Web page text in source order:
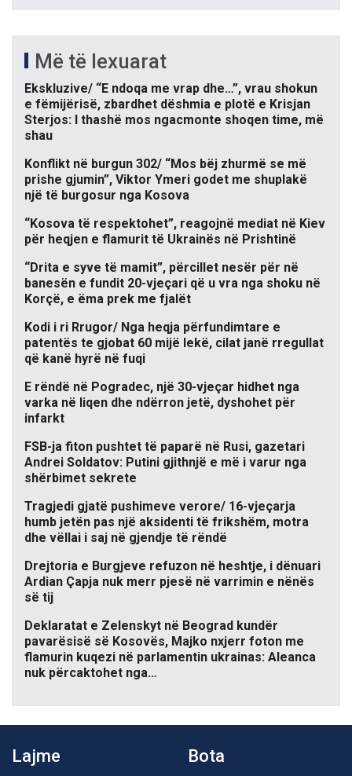
Më të lexuarat
Ekskluzive/ “E ndoqa me vrap dhe…”, vrau shokun
e fëmijërisë, zbardhet dëshmia e plotë e Krisjan
Sterjos: I thashë mos ngacmonte shoqen time, më
shau
Konflikt në burgun 302/ “Mos bëj zhurmë se më
prishe gjumin”, Viktor Ymeri godet me shuplakë
një të burgosur nga Kosova
“Kosova të respektohet”, reagojnë mediat në Kiev
për heqjen e flamurit të Ukrainës në Prishtinë
“Drita e syve të mamit”, përcillet nesër për në
banesën e fundit 20-vjeçari që u vra nga shoku në
Korçë, e ëma prek me fjalët
Kodi i ri Rrugor/ Nga heqja përfundimtare e
patentës te gjobat 60 mijë lekë, cilat janë rregullat
që kanë hyrë në fuqi
E rëndë në Pogradec, një 30-vjeçar hidhet nga
varka në liqen dhe ndërron jetë, dyshohet për
infarkt
FSB-ja fiton pushtet të paparë në Rusi, gazetari
Andrei Soldatov: Putini gjithnjë e më i varur nga
shërbimet sekrete
Tragjedi gjatë pushimeve verore/ 16-vjeçarja
humb jetën pas një aksidenti të frikshëm, motra
dhe vëllai i saj në gjendje të rëndë
Drejtoria e Burgjeve refuzon në heshtje, i dënuari
Ardian Çapja nuk merr pjesë në varrimin e nënës
së tij
Deklaratat e Zelenskyt në Beograd kundër
pavarësisë së Kosovës, Majko nxjerr foton me
flamurin kuqezi në parlamentin ukrainas: Aleanca
nuk përcaktohet nga…
Lajme Bota